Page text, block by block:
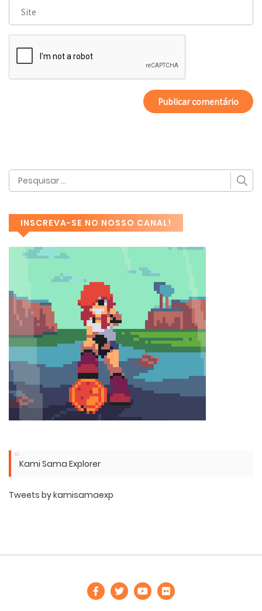
INSCREVA-SE NO NOSSO CANAL!
Kami Sama Explorer
Tweets by kamisamaexp